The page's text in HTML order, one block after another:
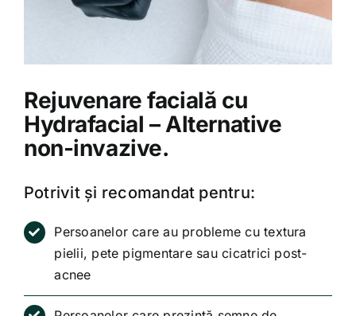
Rejuvenare facială cu
Hydrafacial – Alternative
non-invazive.
Potrivit și recomandat pentru:
Persoanelor care au probleme cu textura
pielii, pete pigmentare sau cicatrici post-
acnee